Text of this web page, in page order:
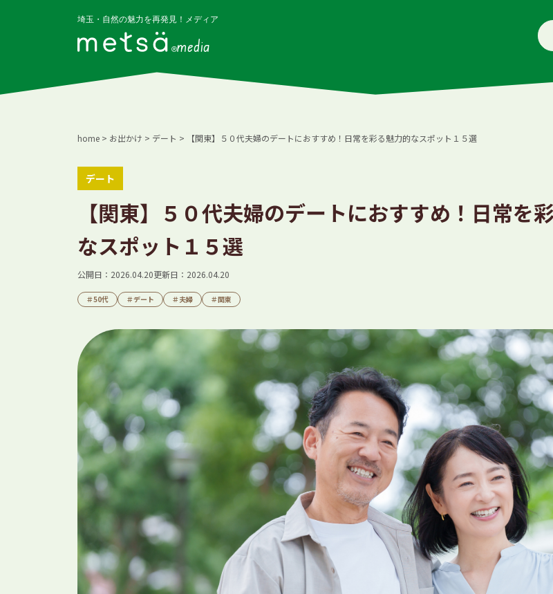
埼玉・自然の魅力を再発見！メディア
media
home > お出かけ > デート > 【関東】５０代夫婦のデートにおすすめ！日常を彩る魅力的なスポット１５選
デート
【関東】５０代夫婦のデートにおすすめ！日常を
なスポット１５選
公開日：2026.04.20更新日：2026.04.20
＃50代 ＃デート ＃夫婦 ＃関東